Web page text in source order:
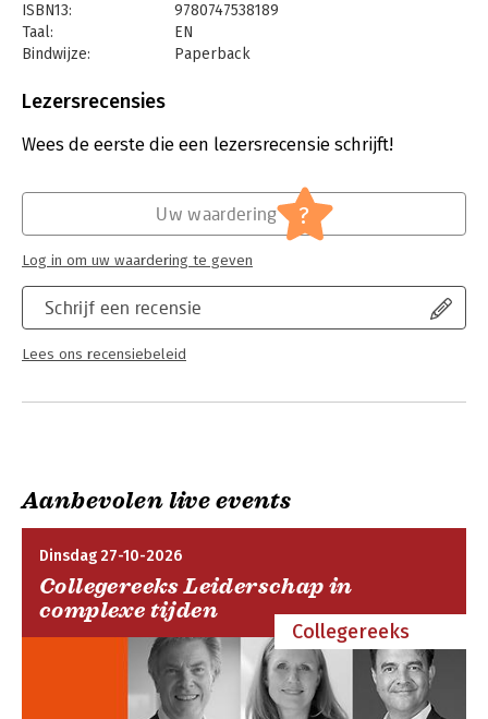
ISBN13:
9780747538189
Taal:
EN
Bindwijze:
Paperback
Uitgever:
Lezersrecensies
Wees de eerste die een lezersrecensie schrijft!
Schrijf een recensie
Lees ons recensiebeleid
Uw waardering ?
Log in om uw waardering te geven
Aanbevolen live events
Dinsdag 27-10-2026
Collegereeks Leiderschap in
complexe tijden
Collegereeks